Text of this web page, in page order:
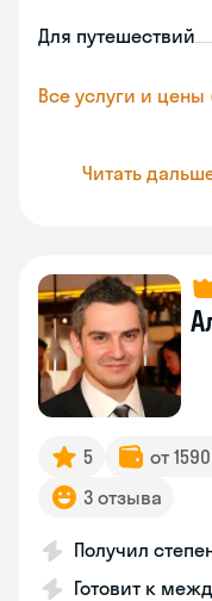
Для путешествий
Все услуги и цены
Читать
5 от
3 отзыва
Получил
Готовит к